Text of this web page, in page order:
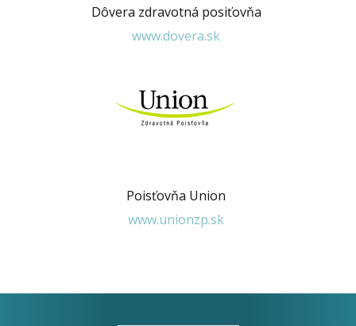
Dôvera zdravotná posiťovňa
www.dovera.sk
Poisťovňa Union
www.unionzp.sk